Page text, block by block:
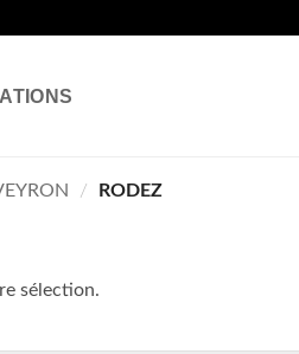
/
RODEZ
sélection.